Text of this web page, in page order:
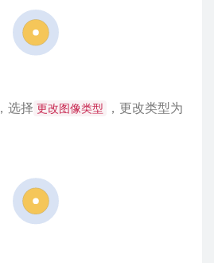
，选择 更改图像类型
，更改类型为